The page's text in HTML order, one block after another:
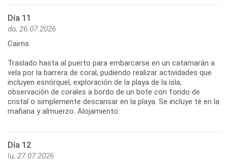
Día 11
do, 26.07.2026
Cairns
Traslado hasta al puerto para embarcarse en un catamarán a
vela por la barrera de coral, pudiendo realizar actividades que
incluyen esnórquel, exploración de la playa de la isla,
observación de corales a bordo de un bote con fondo de
cristal o simplemente descansar en la playa. Se incluye té en la
Día 12
lu, 27.07.2026